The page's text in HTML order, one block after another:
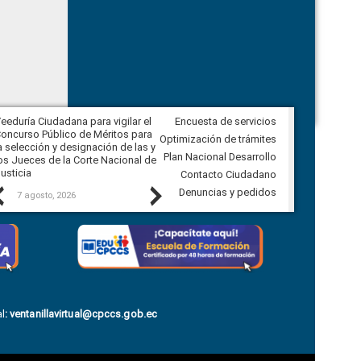
Previous
Ciudadana para vigilar el
Público de Méritos para
selección y designación de las y
Jueces de la Corte Nacional de
7 agosto, 2026
Veeduría para realizar el
seguimiento de la gestión
Autónomo Descentralizado
parroquial rural de Calacalí
6 agosto, 2026
Next
Encuesta de servicios
Optimización de trámites
Plan Nacional Desarrollo
Contacto Ciudadano
Denuncias y pedidos
:ventanillavirtual@cpccs.gob.ec